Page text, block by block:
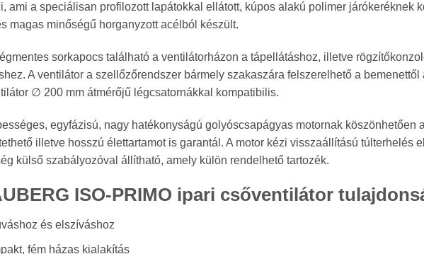
ami a speciálisan profilozott lapátokkal ellátott, kúpos alakú polimer járókeréknek
magas minőségű horganyzott acélból készült.
sorkapocs található a ventilátorházon a tápellátáshoz, illetve
A ventilátor a szellőzőrendszer bármely szakaszára felszerelhető a bemenettől
∅ 200 mm átmérőjű légcsatornákkal kompatibilis.
egyfázisú, nagy hatékonyságú golyóscsapágyas motornak köszönhetően
illetve hosszú élettartamot is garantál. A motor kézi visszaállítású túlterhelés
külső szabályozóval állítható, amely külön rendelhető tartozék.
ISO-PRIMO ipari csőventilátor
és elszíváshoz
fém házas kialakítás